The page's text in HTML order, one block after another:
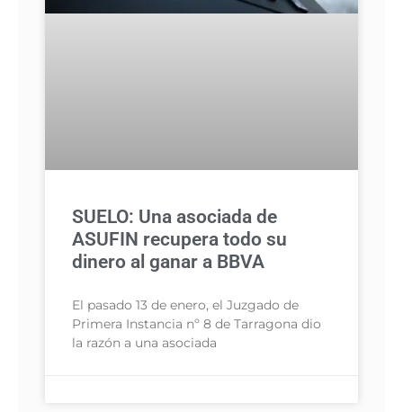
SUELO: Una asociada de
ASUFIN recupera todo su
dinero al ganar a BBVA
El pasado 13 de enero, el Juzgado de
Primera Instancia nº 8 de Tarragona dio
la razón a una asociada